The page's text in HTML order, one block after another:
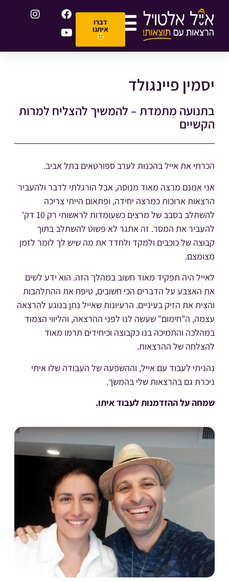
דברו
איתנו
יסמין פיינגולד
בתנועה מתמדת – להמשיך להצליח למרות
הקשיים
הכרתי את אייל בהכנות לערב ספורטאים בתל אביב.
אני אמנם מרצה מאוד מנוסה, אבל הורגלתי לדבר ולהעביר
הרצאות ארוכות כמרצה יחידה, ופתאום הייתי צריכה
להשתלב בסבב של מרצים כשעומדות לראשותי רק 10 דק'
להעביר את המסר. זה אתגר לא פשוט להשתלב בתוך
קבוצה של כוכבים ולמקד ולחדד את מה שיש לך לומר לזמן
מצומצם.
לאייל היה תפקיד מאוד חשוב במהלך הזה. הוא ידע לשים
את האצבע על הדברים הכי חשובים, טיפח את ההתלהבות
והצית את הזיק בעיניים. הרעיונות שאייל נתן בנוגע להרצאה
עצמה, ה"חימום" שעשה לנו לפני ההרצאה, והליווי הצמוד
במהלכה והתמיכה בנו כקבוצה וכיחידים תרמו מאוד
להצלחה של ההרצאות.
נהניתי לעבוד עם אייל, וההשפעה של העבודה שלו איתי
ניכרת גם בהרצאות שלי בהמשך.
שמחה על ההזדמנות לעבוד איתו.